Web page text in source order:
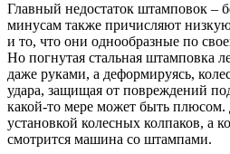
Главный недостаток штамповок –
минусам также причисляют
и то, что они однообразные по
Но погнутая стальная штамповка
даже руками, а деформируясь,
удара, защищая от повреждений
какой-то мере может быть
установкой колесных колпаков, а
смотрится машина со штампами.